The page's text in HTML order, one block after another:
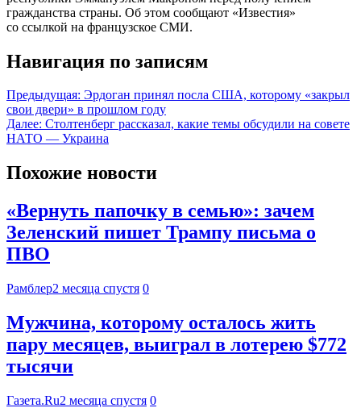
гражданства страны. Об этом сообщают «Известия»
со ссылкой на французское СМИ.
Навигация по записям
Предыдущая: Эрдоган принял посла США, которому «закрыл
свои двери» в прошлом году
Далее: Столтенберг рассказал, какие темы обсудили на совете
НАТО — Украина
Похожие новости
«Вернуть папочку в семью»: зачем
Зеленский пишет Трампу письма о
ПВО
Рамблер2 месяца спустя 0
Мужчина, которому осталось жить
пару месяцев, выиграл в лотерею $772
тысячи
Газета.Ru2 месяца спустя 0